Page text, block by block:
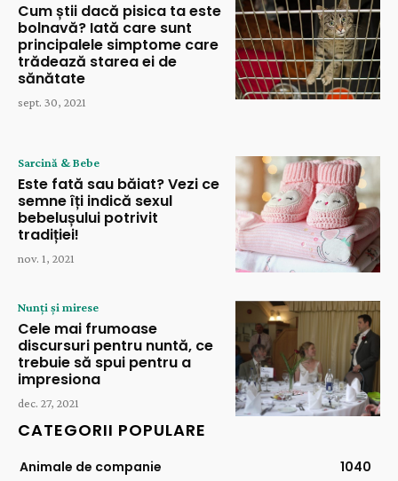
Cum știi dacă pisica ta este
bolnavă? Iată care sunt
principalele simptome care
trădează starea ei de
sănătate
sept. 30, 2021
Sarcină & Bebe
Este fată sau băiat? Vezi ce
semne îți indică sexul
bebelușului potrivit
tradiției!
nov. 1, 2021
Nunți și mirese
Cele mai frumoase
discursuri pentru nuntă, ce
trebuie să spui pentru a
impresiona
dec. 27, 2021
CATEGORII POPULARE
Animale de companie 1040